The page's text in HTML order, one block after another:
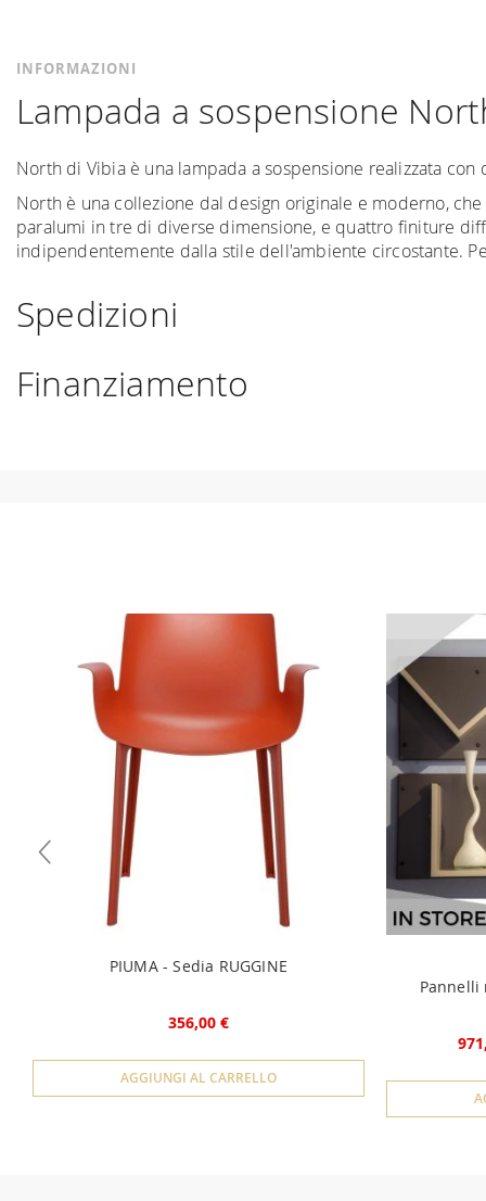
INFORMAZIONI
Lampada a sospensione
North di Vibia è una lampada a sospensione realizzata
North è una collezione dal design originale e moderno,
paralumi in tre di diverse dimensione, e quattro finiture
indipendentemente dalla stile dell'ambiente circostante.
Spedizioni
di interesse. La spedizioneForniture Europa
Finanziamento
PIUMA - Sedia RUGGINE
356,00 €
AGGIUNGI AL CARRELLO
Pannelli